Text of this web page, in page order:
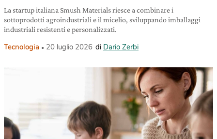
La startup italiana Smush Materials riesce a combinare i
sottoprodotti agroindustriali e il micelio, sviluppando imballaggi
industriali resistenti e personalizzati.
Tecnologia 20 luglio 2026 di Dario Zerbi